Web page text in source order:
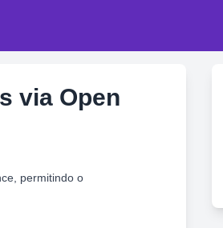
via Open
permitindo o